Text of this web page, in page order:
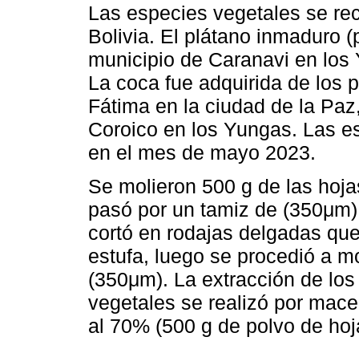
Las especies vegetales se
Bolivia. El plátano inmaduro
municipio de Caranavi en los
La coca fue adquirida de los
Fátima en la ciudad de la
Coroico en los Yungas. Las
en el mes de mayo 2023.
Se molieron 500 g de las
pasó por un tamiz de
cortó en rodajas delgadas
estufa, luego se procedió a
(350μm). La extracción de
vegetales se realizó por
al 70% (500 g de polvo de